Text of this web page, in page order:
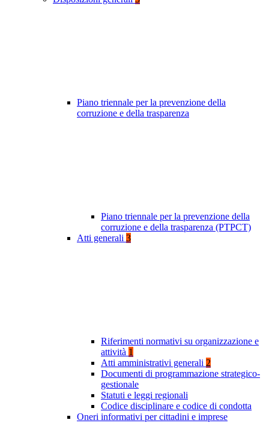
Piano triennale per la prevenzione della
corruzione e della trasparenza
Piano triennale per la prevenzione della
corruzione e della trasparenza (PTPCT)
Atti generali 3
Riferimenti normativi su organizzazione e
attività 1
Atti amministrativi generali 2
Documenti di programmazione strategico-
gestionale
Statuti e leggi regionali
Codice disciplinare e codice di condotta
Oneri informativi per cittadini e imprese